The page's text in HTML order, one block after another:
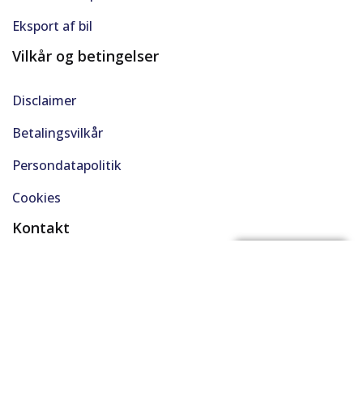
Eksport af bil
Vilkår og betingelser
Disclaimer
Betalingsvilkår
Persondatapolitik
Cookies
Kontakt